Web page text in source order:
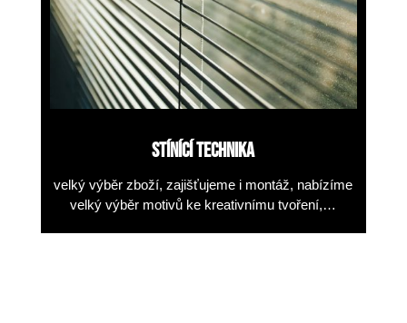
STÍNÍCÍ TECHNIKA
velký výběr zboží, zajišťujeme i montáž, nabízíme
velký výběr motivů ke kreativnímu tvoření,…